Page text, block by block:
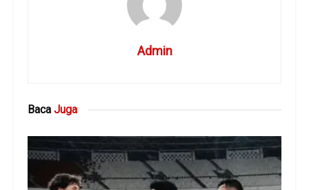
Admin
Baca Juga